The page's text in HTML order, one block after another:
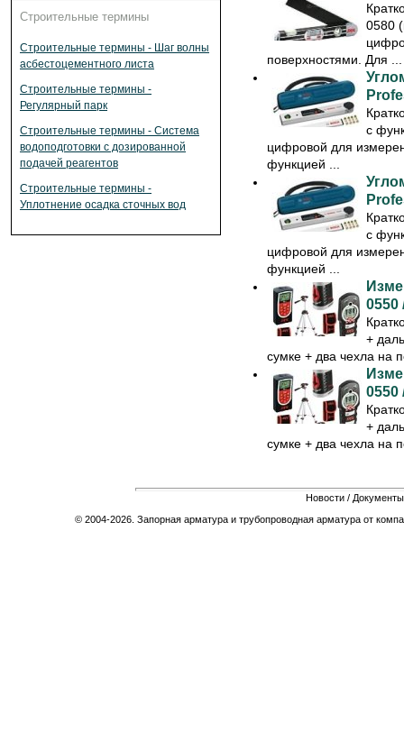
Строительные термины
Строительные термины - Шаг волны
асбестоцементного листа
Строительные термины -
Регулярный парк
Строительные термины - Система
водоподготовки с дозированной
подачей реагентов
Строительные термины -
Уплотнение осадка сточных вод
0580
поверхностями. Для ...
с
цифровой для
функцией ...
с
цифровой для
функцией ...
0550
+
сумке + два чехла на
0550
+
сумке + два чехла на
Новости / Документы
© 2004-2026. Запорная арматура и трубопроводная арматура от